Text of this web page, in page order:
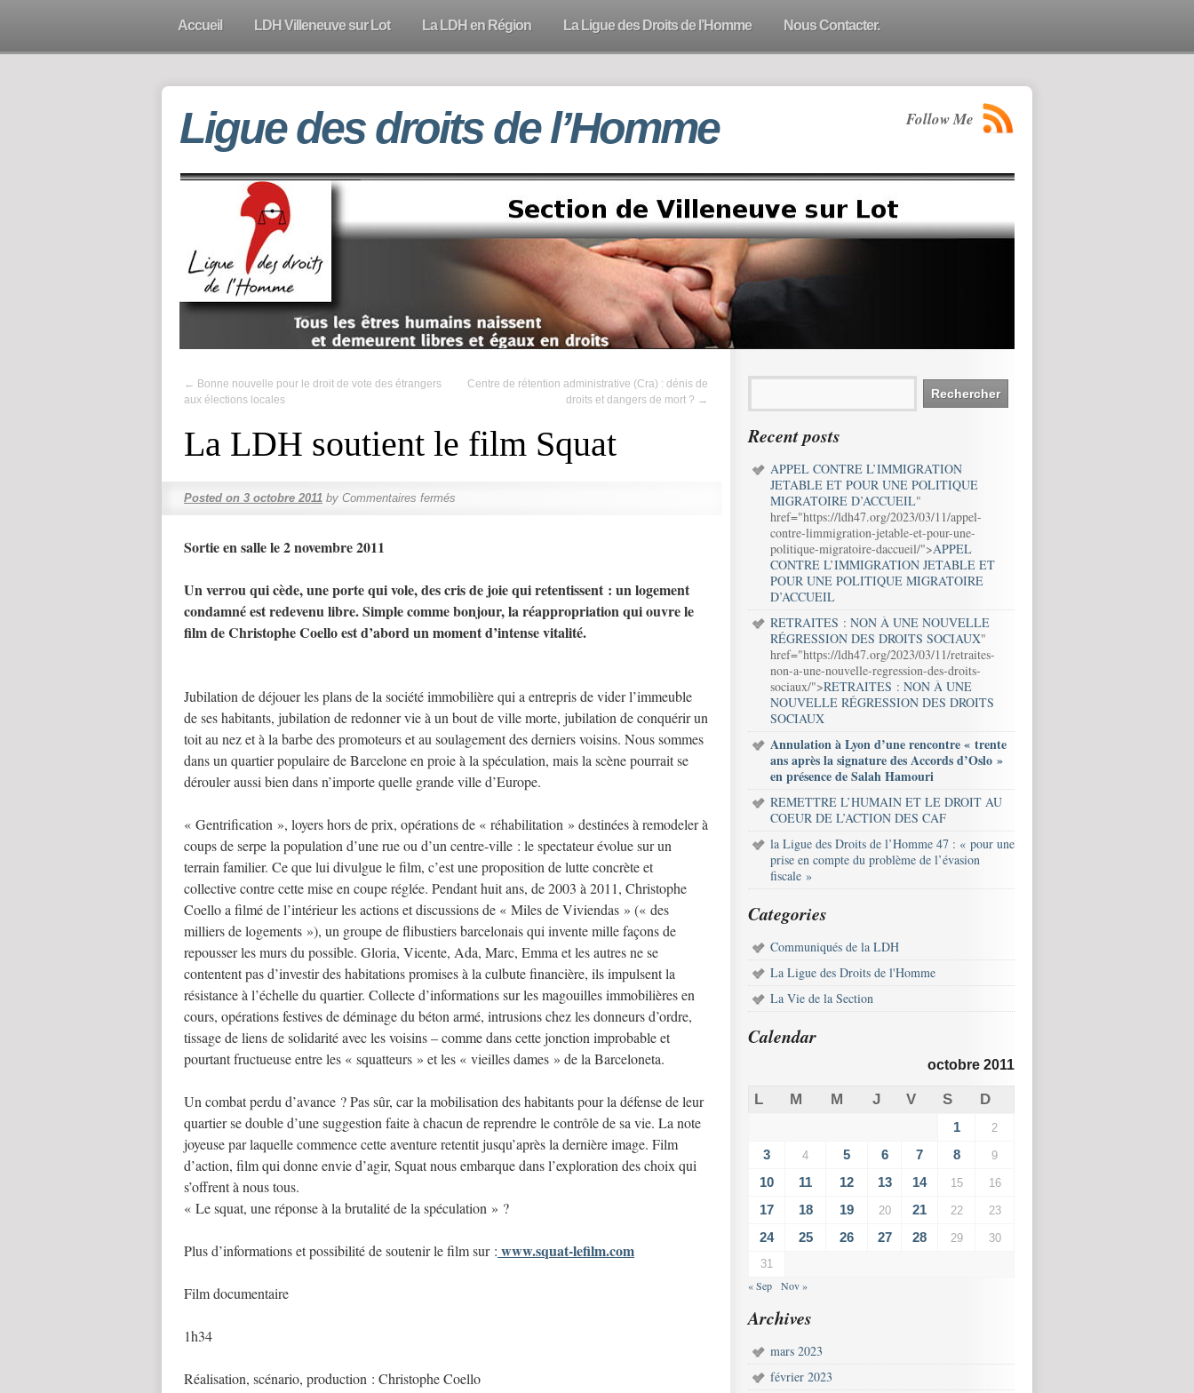
Accueil LDH Villeneuve sur Lot La LDH en Région La Ligue des Droits de l’Homme Nous Contacter.
Ligue des droits de l’Homme Follow Me
← Bonne nouvelle pour le droit de vote des étrangers
aux élections locales
Centre de rétention administrative (Cra) : dénis de
droits et dangers de mort ? →
La LDH soutient le film Squat
Posted on 3 octobre 2011 by Commentaires fermés
Sortie en salle le 2 novembre 2011
Un verrou qui cède, une porte qui vole, des cris de joie qui retentissent : un logement
condamné est redevenu libre. Simple comme bonjour, la réappropriation qui ouvre le
film de Christophe Coello est d’abord un moment d’intense vitalité.
Jubilation de déjouer les plans de la société immobilière qui a entrepris de vider l’immeuble
de ses habitants, jubilation de redonner vie à un bout de ville morte, jubilation de conquérir un
toit au nez et à la barbe des promoteurs et au soulagement des derniers voisins. Nous sommes
dans un quartier populaire de Barcelone en proie à la spéculation, mais la scène pourrait se
dérouler aussi bien dans n’importe quelle grande ville d’Europe.
« Gentrification », loyers hors de prix, opérations de « réhabilitation » destinées à remodeler à
coups de serpe la population d’une rue ou d’un centre-ville : le spectateur évolue sur un
terrain familier. Ce que lui divulgue le film, c’est une proposition de lutte concrète et
collective contre cette mise en coupe réglée. Pendant huit ans, de 2003 à 2011, Christophe
Coello a filmé de l’intérieur les actions et discussions de « Miles de Viviendas » (« des
milliers de logements »), un groupe de flibustiers barcelonais qui invente mille façons de
repousser les murs du possible. Gloria, Vicente, Ada, Marc, Emma et les autres ne se
contentent pas d’investir des habitations promises à la culbute financière, ils impulsent la
résistance à l’échelle du quartier. Collecte d’informations sur les magouilles immobilières en
cours, opérations festives de déminage du béton armé, intrusions chez les donneurs d’ordre,
tissage de liens de solidarité avec les voisins – comme dans cette jonction improbable et
pourtant fructueuse entre les « squatteurs » et les « vieilles dames » de la Barceloneta.
Un combat perdu d’avance ? Pas sûr, car la mobilisation des habitants pour la défense de leur
quartier se double d’une suggestion faite à chacun de reprendre le contrôle de sa vie. La note
joyeuse par laquelle commence cette aventure retentit jusqu’après la dernière image. Film
d’action, film qui donne envie d’agir, Squat nous embarque dans l’exploration des choix qui
s’offrent à nous tous.
« Le squat, une réponse à la brutalité de la spéculation » ?
Plus d’informations et possibilité de soutenir le film sur : www.squat-lefilm.com
Film documentaire
1h34
Réalisation, scénario, production : Christophe Coello
Recent posts
APPEL CONTRE L’IMMIGRATION
JETABLE ET POUR UNE POLITIQUE
MIGRATOIRE D’ACCUEIL"
href="https://ldh47.org/2023/03/11/appel-
contre-limmigration-jetable-et-pour-une-
politique-migratoire-daccueil/">APPEL
CONTRE L’IMMIGRATION JETABLE ET
POUR UNE POLITIQUE MIGRATOIRE
D’ACCUEIL
RETRAITES : NON À UNE NOUVELLE
RÉGRESSION DES DROITS SOCIAUX"
href="https://ldh47.org/2023/03/11/retraites-
non-a-une-nouvelle-regression-des-droits-
sociaux/">RETRAITES : NON À UNE
NOUVELLE RÉGRESSION DES DROITS
SOCIAUX
Annulation à Lyon d’une rencontre « trente
ans après la signature des Accords d’Oslo »
en présence de Salah Hamouri
REMETTRE L’HUMAIN ET LE DROIT AU
COEUR DE L’ACTION DES CAF
la Ligue des Droits de l’Homme 47 : « pour une
prise en compte du problème de l’évasion
fiscale »
Categories
Communiqués de la LDH
La Ligue des Droits de l'Homme
La Vie de la Section
Calendar
octobre 2011
L M M J V S D
1 2
3 4 5 6 7 8 9
10 11 12 13 14 15 16
17 18 19 20 21 22 23
24 25 26 27 28 29
30
31
« Sep Nov »
Archives
mars 2023
février 2023